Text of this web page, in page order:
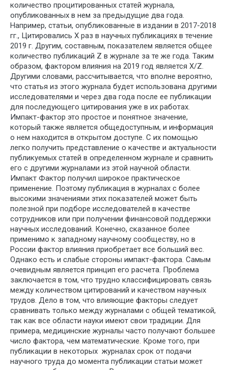
количество процитированных статей журнала,
опубликованных в нем за предыдущие два года.
Например, статьи, опубликованные в издании в 2017-2018
гг., Цитировались X раз в научных публикациях в течение
2019 г. Другим, составным, показателем является общее
количество публикаций Z в журнале за те же года. Таким
образом, фактором влияния на 2019 год является X/Z.
Другими словами, рассчитывается, что вполне вероятно,
что статья из этого журнала будет использована другими
исследователями и через два года после ее публикации
для последующего цитирования уже в их работах.
Импакт-фактор это простое и понятное значение,
который также является общедоступным, и информация
о нем находится в открытом доступе. С их помощью
легко получить представление о качестве и актуальности
публикуемых статей в определенном журнале и сравнить
его с другими журналами из этой научной области.
Импакт Фактор получил широкое практическое
применение. Поэтому публикация в журналах с более
высокими значениями этих показателей может быть
полезной при подборе исследователей в качестве
сотрудников или при получении финансовой поддержки
научных исследований. Конечно, сказанное более
применимо к западному научному сообществу, но в
России фактор влияния приобретает все больший вес.
Однако есть и слабые стороны импакт-фактора. Самым
очевидным является принцип его расчета. Проблема
заключается в том, что трудно классифицировать связь
между количеством цитирований и качеством научных
трудов. Дело в том, что влияющие факторы следует
сравнивать только между журналами с общей тематикой,
так как все области науки имеют свои традиции. Для
примера, медицинские журналы часто получают большее
число фактора, чем математические. Кроме того, при
публикации в некоторых журналах срок от подачи
научного труда до момента публикации статьи может